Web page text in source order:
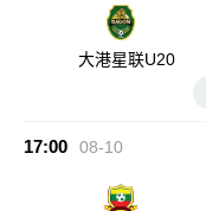
大港星联U20
17:00 08-10